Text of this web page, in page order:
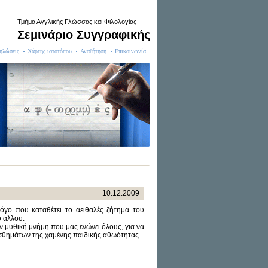
Τμήμα Αγγλικής Γλώσσας και Φιλολογίας
Σεμινάριο Συγγραφικής
Χάρτης ιστοτόπου Αναζήτηση Επικοινωνία
10.12.2009
που καταθέτει το αειθαλές ζήτημα του
άλλου.
μνήμη που μας ενώνει όλους, για να
της χαμένης παιδικής αθωότητας.